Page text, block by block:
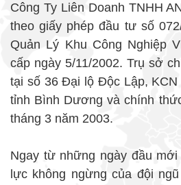
Công Ty Liên Doanh TNHH
theo giấy phép đầu tư số
Quản Lý Khu Công Nghiệp
cấp ngày 5/11/2002. Trụ sở
tại số 36 Đại lộ Độc Lập, KCN
tỉnh Bình Dương và chí­nh
tháng 3 năm 2003.
Ngay từ những ngày đầu
lực không ngừng của đội